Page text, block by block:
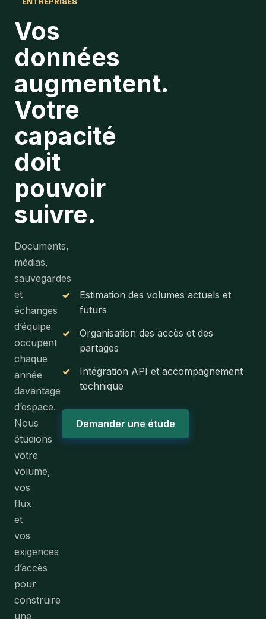
Vos
données
augmentent.
Votre
capacité
doit
pouvoir
suivre.
Documents,
médias,
sauvegardes
et
échanges
d’équipe
occupent
chaque
année
davantage
d’espace.
Nous
étudions
votre
volume,
vos
flux
et
vos
exigences
d’accès
pour
construire
une
✓
Estimation des volumes actuels et
futurs
✓
Organisation des accès et des
partages
✓
Intégration API et accompagnement
technique
Demander une étude